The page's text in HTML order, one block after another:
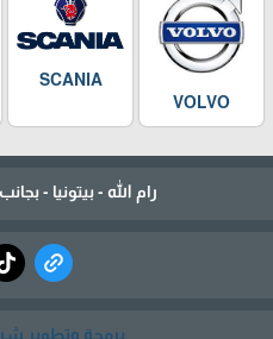
VOLVO
SCANIA
رام الله - بيتونيا -
برمجة وتطوير